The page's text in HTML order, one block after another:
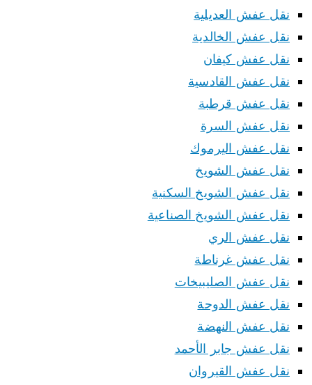
نقل عفش العديلية
نقل عفش الخالدية
نقل عفش كيفان
نقل عفش القادسية
نقل عفش قرطبة
نقل عفش السرة
نقل عفش اليرموك
نقل عفش الشويخ
نقل عفش الشويخ السكنية
نقل عفش الشويخ الصناعية
نقل عفش الري
نقل عفش غرناطة
نقل عفش الصليبيخات
نقل عفش الدوحة
نقل عفش النهضة
نقل عفش جابر الأحمد
نقل عفش القيروان